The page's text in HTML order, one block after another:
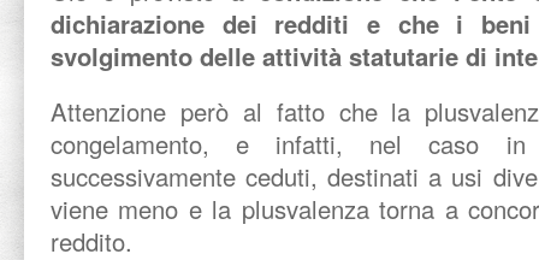
dichiarazione dei redditi e che i
svolgimento delle attività statutarie di
Attenzione però al fatto che la
congelamento, e infatti, nel caso
successivamente ceduti, destinati a usi
viene meno e la plusvalenza torna a
reddito.